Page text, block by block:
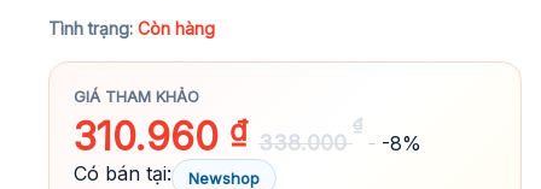
Tình trạng: Còn hàng
GIÁ THAM KHẢO
310.960 ₫ 338.000
₫
-8%
Có bán tại:
Newshop